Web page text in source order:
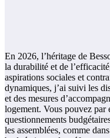
En 2026, l’héritage de
la durabilité et de
aspirations sociales et
dynamiques, j’ai suivi les
et des mesures
logement. Vous pouvez par
questionnements
les assemblées, comme